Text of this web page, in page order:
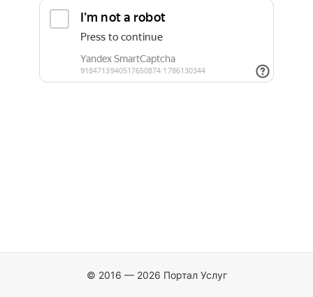
© 2016 — 2026 Портал Услуг